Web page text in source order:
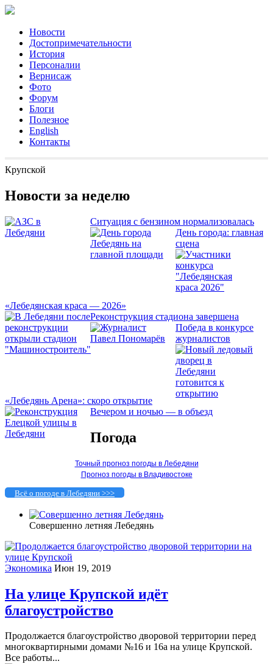
Новости
Достопримечательности
История
Персоналии
Вернисаж
Фото
Форум
Блоги
Полезное
English
Контакты
Крупской
Новости за неделю
Ситуация с бензином нормализовалась
День города: главная
сцена
«Лебедянская краса — 2026»
Реконструкция стадиона завершена
Победа в конкурсе
журналистов
«Лебедянь Арена»: скоро открытие
Вечером и ночью — в объезд
Погода
Точный прогноз погоды в Лебедяни
Прогноз погоды в Владивостоке
Всё о погоде в Лебедяни >>>
Совершенно летняя Лебедянь
Экономика Июн 19, 2019
На улице Крупской идёт
благоустройство
Продолжается благоустройство дворовой территории перед
многоквартирными домами №16 и 16а на улице Крупской.
Все работы...